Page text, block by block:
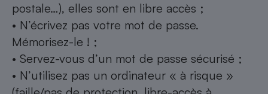
postale…), elles sont en libre accès ;
• N’écrivez pas votre mot de passe.
Mémorisez-le ! ;
• Servez-vous d’un mot de passe sécurisé ;
• N’utilisez pas un ordinateur « à risque »